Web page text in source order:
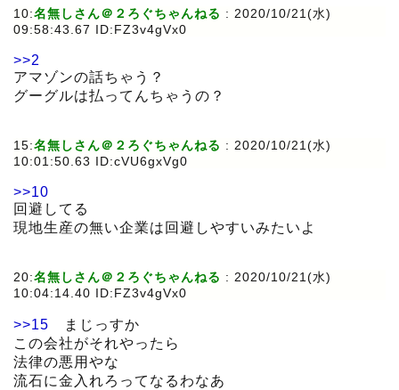
10:名無しさん＠２ろぐちゃんねる : 2020/10/21(水)
09:58:43.67 ID:FZ3v4gVx0
>>2
アマゾンの話ちゃう？
グーグルは払ってんちゃうの？
15:名無しさん＠２ろぐちゃんねる : 2020/10/21(水)
10:01:50.63 ID:cVU6gxVg0
>>10
回避してる
現地生産の無い企業は回避しやすいみたいよ
20:名無しさん＠２ろぐちゃんねる : 2020/10/21(水)
10:04:14.40 ID:FZ3v4gVx0
>>15 まじっすか
この会社がそれやったら
法律の悪用やな
流石に金入れろってなるわなあ